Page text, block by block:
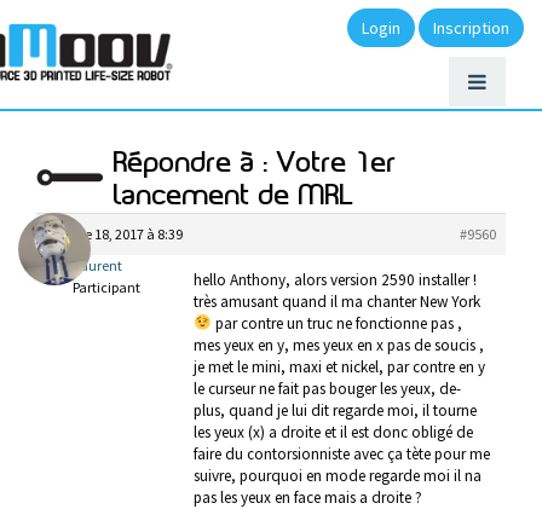
Login Inscription
Répondre à : Votre 1er
lancement de MRL
octobre 18, 2017 à 8:39
#9560
laurent
Participant
hello Anthony, alors version 2590 installer !
très amusant quand il ma chanter New York
par contre un truc ne fonctionne pas ,
mes yeux en y, mes yeux en x pas de soucis ,
je met le mini, maxi et nickel, par contre en y
le curseur ne fait pas bouger les yeux, de-
plus, quand je lui dit regarde moi, il tourne
les yeux (x) a droite et il est donc obligé de
faire du contorsionniste avec ça tète pour me
suivre, pourquoi en mode regarde moi il na
pas les yeux en face mais a droite ?